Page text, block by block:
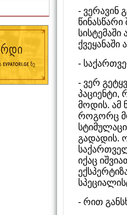
- ვერავინ
წინასწარი
ქვეყანაში
-
- ვერ
მოდის. ამ
როგორც
გადადის.
იქაც
- რით